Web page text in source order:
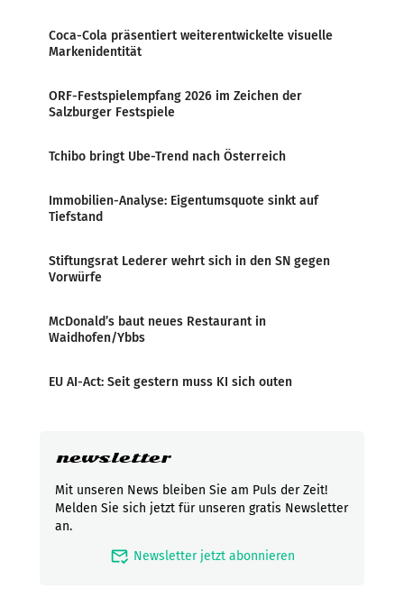
Coca-Cola präsentiert weiterentwickelte visuelle
Markenidentität
ORF-Festspielempfang 2026 im Zeichen der
Salzburger Festspiele
Tchibo bringt Ube-Trend nach Österreich
Immobilien-Analyse: Eigentumsquote sinkt auf
Tiefstand
Stiftungsrat Lederer wehrt sich in den SN gegen
Vorwürfe
McDonald’s baut neues Restaurant in
Waidhofen/Ybbs
EU AI-Act: Seit gestern muss KI sich outen
newsletter
Mit unseren News bleiben Sie am Puls der Zeit!
Melden Sie sich jetzt für unseren gratis Newsletter
an.
mark_email_read Newsletter jetzt abonnieren